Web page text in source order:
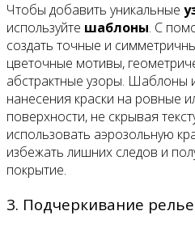
Чтобы добавить уникальные
используйте шаблоны. С
создать точные и
цветочные мотивы,
абстрактные узоры. Шаблоны
нанесения краски на ровные
поверхности, не скрывая
использовать аэрозольную
избежать лишних следов и
покрытие.
3. Подчеркивание